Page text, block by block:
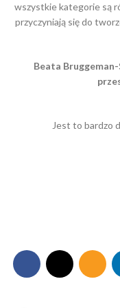
wszystkie kategorie są
przyczyniają się do
Beata
Jest to bardzo